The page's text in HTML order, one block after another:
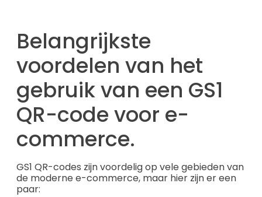
Belangrijkste
voordelen van het
gebruik van een GS1
QR-code voor e-
commerce.
GS1 QR-codes zijn voordelig op vele gebieden van
de moderne e-commerce, maar hier zijn er een
paar: